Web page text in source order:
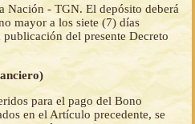
Nación - TGN. El depósito deberá
mayor a los siete (7) días
del presente Decreto
para el pago del Bono
en el Artículo precedente, se